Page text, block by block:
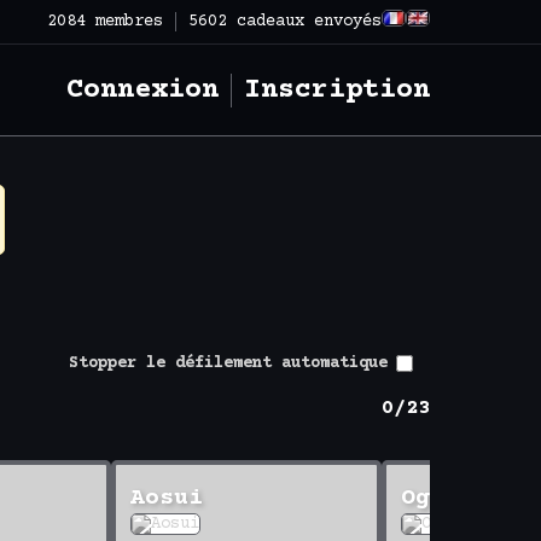
2084 membres 5602 cadeaux envoyés
Connexion Inscription
Stopper le défilement automatique
0/23
Aosui Ogawa